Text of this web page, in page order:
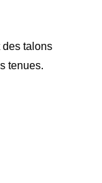
des talons
tenues.